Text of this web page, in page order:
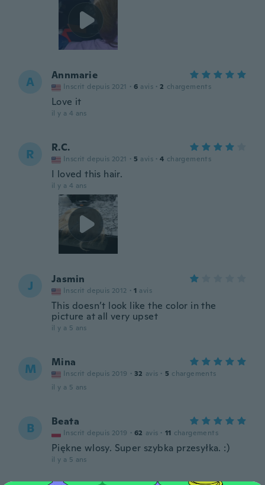
A Annmarie
Inscrit depuis 2021 · 6 avis · 2 chargements
Love it
il y a 4 ans
R R.C.
Inscrit depuis 2021 · 5 avis · 4 chargements
I loved this hair.
il y a 4 ans
J Jasmin
Inscrit depuis 2012 · 1 avis
This doesn’t look like the color in the
picture at all very upset
il y a 5 ans
M Mina
Inscrit depuis 2019 · 32 avis · 5 chargements
il y a 5 ans
B Beata
Inscrit depuis 2019 · 62 avis · 11 chargements
Piękne wlosy. Super szybka przesyłka. :)
il y a 5 ans